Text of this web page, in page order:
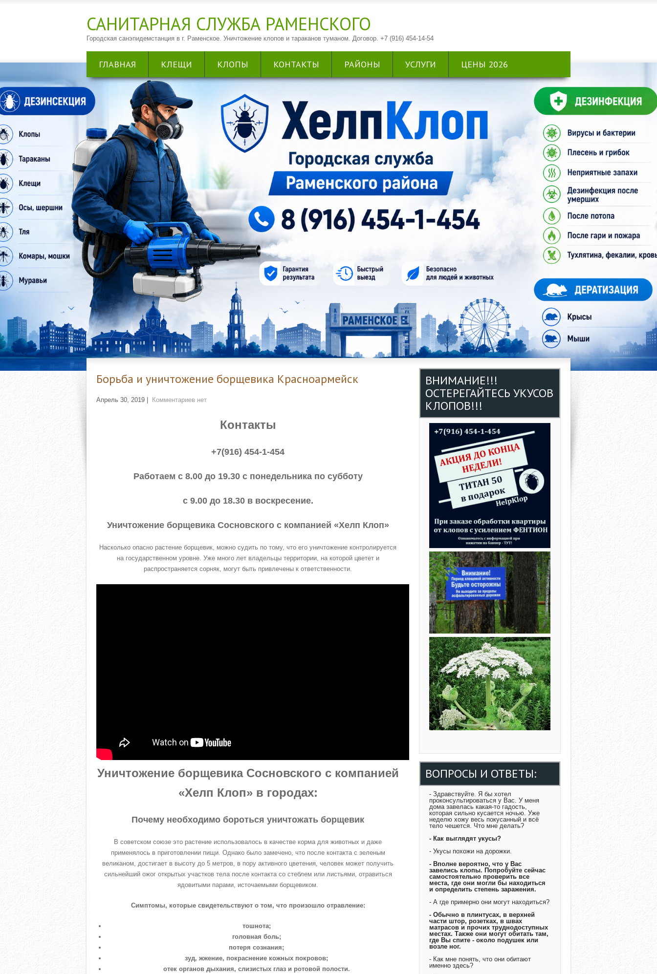
САНИТАРНАЯ CЛУЖБА РАМЕНСКОГО
Городская санэпидемстанция в г. Раменское. Уничтожение клопов и тараканов туманом. Договор. +7 (916) 454-14-54
ГЛАВНАЯ КЛЕЩИ КЛОПЫ КОНТАКТЫ РАЙОНЫ УСЛУГИ ЦЕНЫ 2026
Борьба и уничтожение борщевика Красноармейск
Апрель 30, 2019 Комментариев нет
Контакты
+7(916) 454-1-454
Работаем с 8.00 до 19.30 с понедельника по субботу
с 9.00 до 18.30 в воскресение.
Уничтожение борщевика Сосновского с компанией «Хелп Клоп»
Насколько опасно растение борщевик, можно судить по тому, что его уничтожение контролируется
на государственном уровне. Уже много лет владельцы территории, на которой цветет и
распространяется сорняк, могут быть привлечены к ответственности.
Уничтожение борщевика Сосновского с компанией
«Хелп Клоп» в городах:
Почему необходимо бороться уничтожать борщевик
В советском союзе это растение использовалось в качестве корма для животных и даже
применялось в приготовлении пищи. Однако было замечено, что после контакта с зеленым
великаном, достигает в высоту до 5 метров, в пору активного цветения, человек может получить
сильнейший ожог открытых участков тела после контакта со стеблем или листьями, отравиться
ядовитыми парами, источаемыми борщевиком.
Симптомы, которые свидетельствуют о том, что произошло отравление:
тошнота;
головная боль;
потеря сознания;
зуд, жжение, покраснение кожных покровов;
отек органов дыхания, слизистых глаз и ротовой полости.
ВНИМАНИЕ!!!
ОСТЕРЕГАЙТЕСЬ УКУСОВ
КЛОПОВ!!!
ВОПРОСЫ И ОТВЕТЫ:
- Здравствуйте. Я бы хотел
проконсультироваться у Вас. У меня
дома завелась какая-то гадость,
которая сильно кусается ночью. Уже
неделю хожу весь покусанный и всё
тело чешется. Что мне делать?
- Как выглядят укусы?
- Укусы похожи на дорожки.
- Вполне вероятно, что у Вас
завелись клопы. Попробуйте сейчас
самостоятельно проверить все
места, где они могли бы находиться
и определить степень заражения.
- А где примерно они могут находиться?
- Обычно в плинтусах, в верхней
части штор, розетках, в швах
матрасов и прочих труднодоступных
местах. Также они могут обитать там,
где Вы спите - около подушек или
возле ног.
- Как мне понять, что они обитают
именно здесь?